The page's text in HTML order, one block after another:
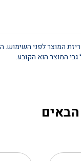
המוצר לפני השימוש.
המוצר הוא הקובע.